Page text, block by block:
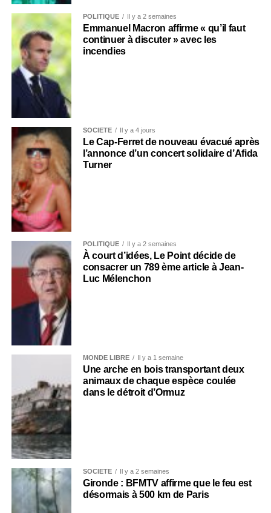
POLITIQUE Il y a 2 semaines
Emmanuel Macron affirme « qu’il faut
continuer à discuter » avec les
incendies
SOCIÉTÉ Il y a 4 jours
Le Cap-Ferret de nouveau évacué après
l’annonce d’un concert solidaire d’Afida
Turner
POLITIQUE Il y a 2 semaines
À court d’idées, Le Point décide de
consacrer un 789 ème article à Jean-
Luc Mélenchon
MONDE LIBRE Il y a 1 semaine
Une arche en bois transportant deux
animaux de chaque espèce coulée
dans le détroit d’Ormuz
SOCIÉTÉ Il y a 2 semaines
Gironde : BFMTV affirme que le feu est
désormais à 500 km de Paris